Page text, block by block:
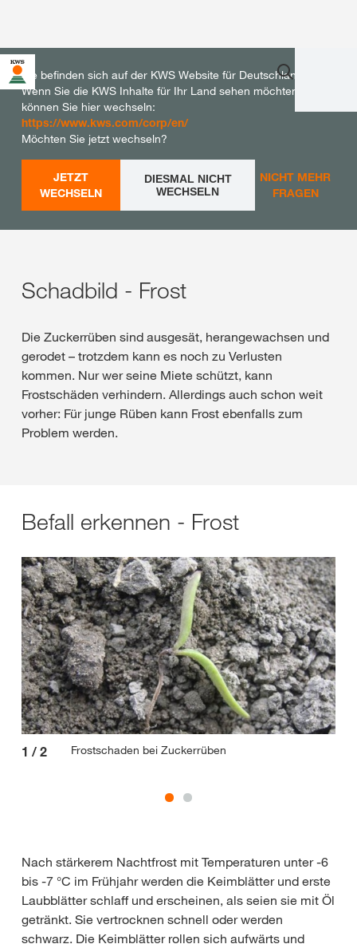
Sie befinden sich auf der KWS Website für Deutschland.
Wenn Sie die KWS Inhalte für Ihr Land sehen möchten,
können Sie hier wechseln:
https://www.kws.com/corp/en/
Möchten Sie jetzt wechseln?
JETZT
WECHSELN
DIESMAL NICHT
WECHSELN
NICHT MEHR
FRAGEN
Schadbild - Frost
Die Zuckerrüben sind ausgesät, herangewachsen und
gerodet – trotzdem kann es noch zu Verlusten
kommen. Nur wer seine Miete schützt, kann
Frostschäden verhindern. Allerdings auch schon weit
vorher: Für junge Rüben kann Frost ebenfalls zum
Problem werden.
Befall erkennen - Frost
1 / 2 Frostschaden bei Zuckerrüben
Nach stärkerem Nachtfrost mit Temperaturen unter -6
bis -7 °C im Frühjahr werden die Keimblätter und erste
Laubblätter schlaff und erscheinen, als seien sie mit Öl
getränkt. Sie vertrocknen schnell oder werden
schwarz. Die Keimblätter rollen sich aufwärts und